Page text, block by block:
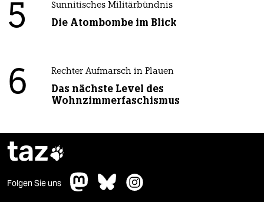
5 Sunnitisches Militärbündnis
Die Atombombe im Blick
6 Rechter Aufmarsch in Plauen
Das nächste Level des
Wohnzimmerfaschismus
taz
Folgen Sie uns